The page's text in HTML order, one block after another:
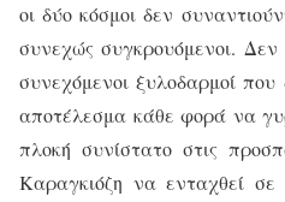
οι δύο κόσμοι δεν
συνεχώς συγκρουόμενοι. Δεν
συνεχόμενοι ξυλοδαρμοί
αποτέλεσμα κάθε φορά να
πλοκή συνίστατο στις
Καραγκιόζη να ενταχθεί